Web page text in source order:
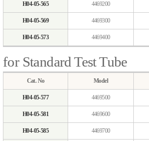
H04-05-565 4469200
H04-05-569 4469300
H04-05-573 4469400
for Standard Test Tube
Cat. No Model
H04-05-577 4469500
H04-05-581 4469600
H04-05-585 4469700